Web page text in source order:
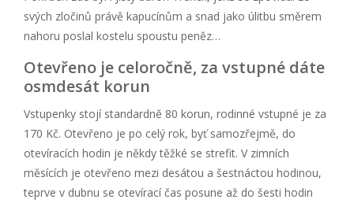
svých zločinů právě kapucínům a snad jako úlitbu směrem
nahoru poslal kostelu spoustu peněz…
Otevřeno je celoročně, za vstupné dáte
osmdesát korun
Vstupenky stojí standardně 80 korun, rodinné vstupné je za
170 Kč. Otevřeno je po celý rok, byť samozřejmě, do
otevíracích hodin je někdy těžké se strefit. V zimních
měsících je otevřeno mezi desátou a šestnáctou hodinou,
teprve v dubnu se otevírací čas posune až do šesti hodin